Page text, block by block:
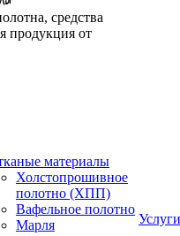
средства
продукция от
материалы
Холстопрошивное
полотно (ХПП)
Вафельное полотно
Марля